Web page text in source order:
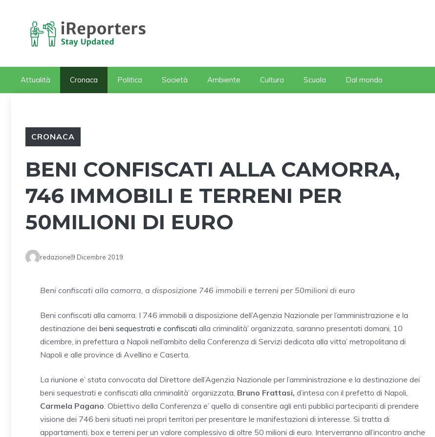
contenuto
Attualità Cronaca Politica Società Ambiente Cultura Scuola Dal mondo
CRONACA
BENI CONFISCATI ALLA CAMORRA,
746 IMMOBILI E TERRENI PER
50MILIONI DI EURO
redazione9 Dicembre 2019
Beni confiscati alla camorra, a disposizione 746 immobili e terreni per 50milioni di euro
Beni confiscati alla camorra. I 746 immobili a disposizione dell’Agenzia Nazionale per l’amministrazione e la
destinazione dei beni sequestrati e confiscati alla criminalità’ organizzata, saranno presentati domani, 10
dicembre, in prefettura a Napoli nell’ambito della Conferenza di Servizi dedicata alla vitta’ metropolitana di
Napoli e alle province di Avellino e Caserta.
La riunione e’ stata convocata dal Direttore dell’Agenzia Nazionale per l’amministrazione e la destinazione dei
beni sequestrati e confiscati alla criminalità’ organizzata, Bruno Frattasi, d’intesa con il prefetto di Napoli,
Carmela Pagano. Obiettivo della Conferenza e’ quello di consentire agli enti pubblici partecipanti di prendere
visione dei 746 beni situati nei propri territori per presentare le manifestazioni di interesse. Si tratta di
appartamenti, box e terreni per un valore complessivo di oltre 50 milioni di euro. Interverranno all’incontro anche